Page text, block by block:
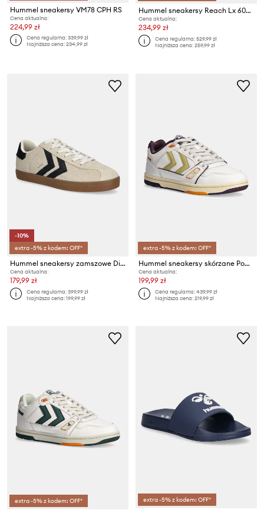
Hummel sneakersy VM78 CPH RS
Cena aktualna:
224,99 zł
Cena regularna:339,99 zł
Najniższa cena:234,99 zł
Hummel sneakersy Reach Lx 6000 Ms
Cena aktualna:
234,99 zł
Cena regularna:529,99 zł
Najniższa cena:259,99 zł
-10%
extra -5% z kodem: OFF*
Hummel sneakersy zamszowe Diament Lx-e Sd
Cena aktualna:
179,99 zł
Cena regularna:399,99 zł
Najniższa cena:199,99 zł
extra -5% z kodem: OFF*
Hummel sneakersy skórzane Power Play Lx-e Ap2
Cena aktualna:
199,99 zł
Cena regularna:439,99 zł
Najniższa cena:219,99 zł
extra -5% z kodem: OFF* extra -5% z kodem: OFF*